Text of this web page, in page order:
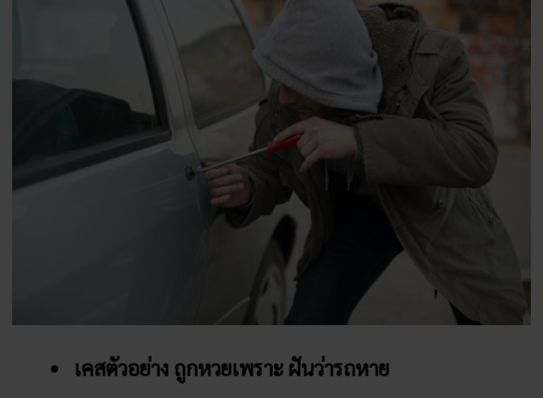
เคสตัวอย่าง ถูกหวยเพราะ ฝันว่ารถหาย